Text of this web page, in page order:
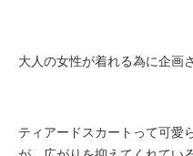
大人の女性が着れる為に企画
ティアードスカートって可愛